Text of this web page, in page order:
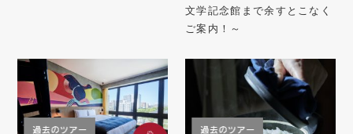
文学記念館まで余すとこなく
ご案内！～